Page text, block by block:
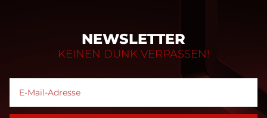
NEWSLETTER
KEINEN DUNK VERPASSEN!